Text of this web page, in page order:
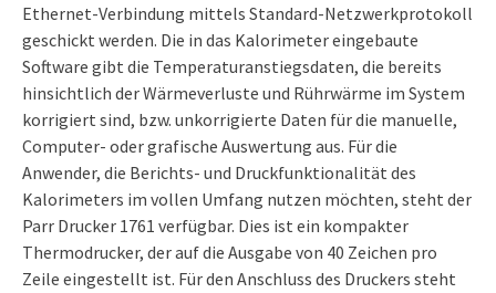
Ethernet-Verbindung mittels Standard-Netzwerkprotokoll
geschickt werden. Die in das Kalorimeter eingebaute
Software gibt die Temperaturanstiegsdaten, die bereits
hinsichtlich der Wärmeverluste und Rührwärme im System
korrigiert sind, bzw. unkorrigierte Daten für die manuelle,
Computer- oder grafische Auswertung aus. Für die
Anwender, die Berichts- und Druckfunktionalität des
Kalorimeters im vollen Umfang nutzen möchten, steht der
Parr Drucker 1761 verfügbar. Dies ist ein kompakter
Thermodrucker, der auf die Ausgabe von 40 Zeichen pro
Zeile eingestellt ist. Für den Anschluss des Druckers steht